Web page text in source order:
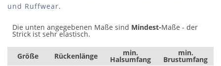
und Ruffwear.
Die unten angegebenen Maße sind Mindest-Maße - der
Strick ist sehr elastisch.
Größe Rückenlänge min.
Halsumfang
min.
Brustumfang